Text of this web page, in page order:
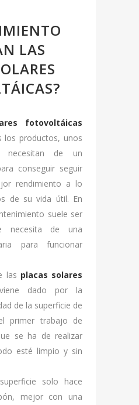
LAS
fotovoltáicas
los productos, unos
necesitan de un
conseguir seguir
rendimiento a lo
de su vida útil. En
suele ser
necesita de una
para funcionar
las placas solares
dado por la
de la superficie de
primer trabajo de
se ha de realizar
esté limpio y sin
solo hace
mejor con una